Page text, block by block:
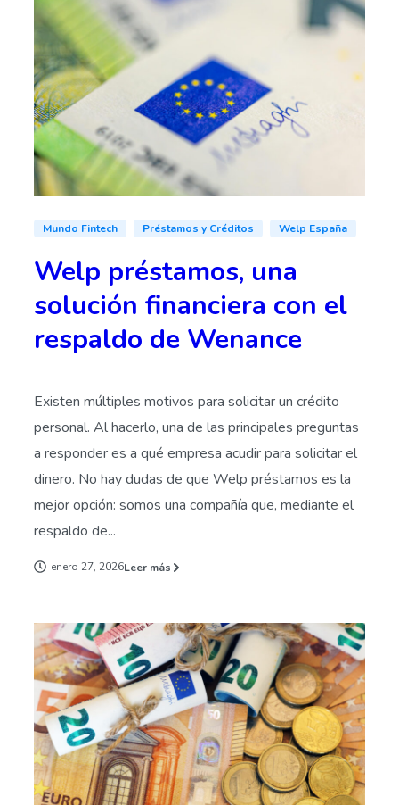
Mundo Fintech Préstamos y Créditos Welp España
Welp préstamos, una
solución financiera con el
respaldo de Wenance
Existen múltiples motivos para solicitar un crédito
personal. Al hacerlo, una de las principales preguntas
a responder es a qué empresa acudir para solicitar el
dinero. No hay dudas de que Welp préstamos es la
mejor opción: somos una compañía que, mediante el
respaldo de...
enero 27, 2026Leer más